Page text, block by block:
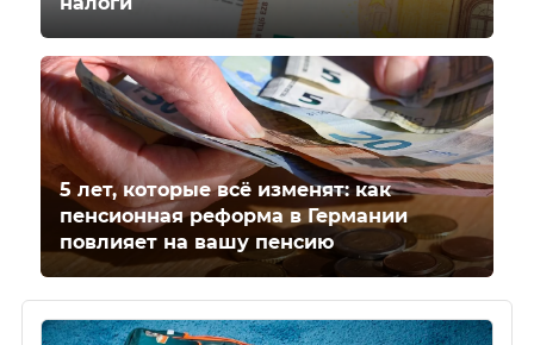
5 лет, которые всё изменят: как
пенсионная реформа в Германии
повлияет на вашу пенсию